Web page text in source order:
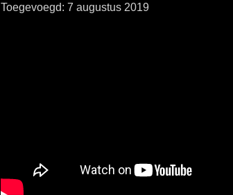
Toegevoegd: 7 augustus 2019